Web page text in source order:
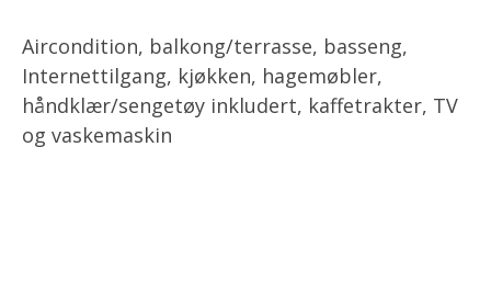
Aircondition, balkong/terrasse, basseng,
Internettilgang, kjøkken, hagemøbler,
håndklær/sengetøy inkludert, kaffetrakter, TV
og vaskemaskin